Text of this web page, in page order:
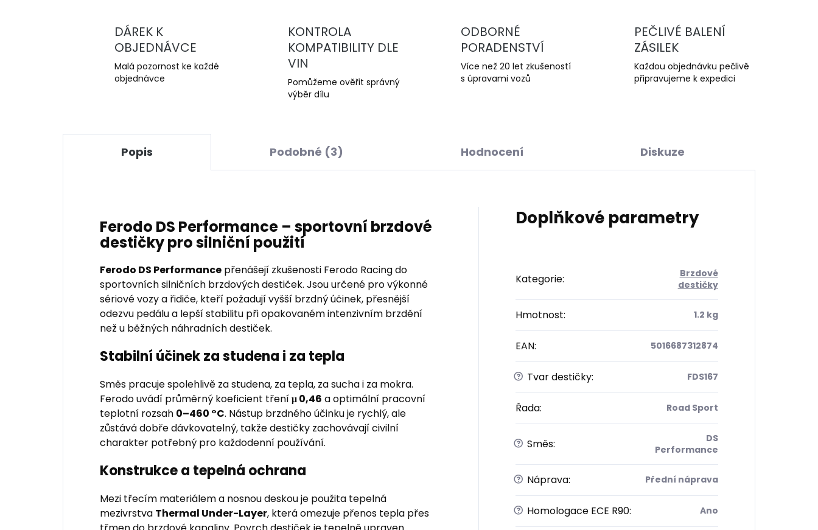
DÁREK K
OBJEDNÁVCE
Malá pozornost ke každé
objednávce
KONTROLA
KOMPATIBILITY DLE
VIN
Pomůžeme ověřit správný
výběr dílu
ODBORNÉ
PORADENSTVÍ
Více než 20 let zkušeností
s úpravami vozů
PEČLIVÉ BALENÍ
ZÁSILEK
Každou objednávku pečlivě
připravujeme k expedici
Popis Podobné (3) Hodnocení Diskuze
Ferodo DS Performance – sportovní brzdové
destičky pro silniční použití
Ferodo DS Performance přenášejí zkušenosti Ferodo Racing do
sportovních silničních brzdových destiček. Jsou určené pro výkonné
sériové vozy a řidiče, kteří požadují vyšší brzdný účinek, přesnější
odezvu pedálu a lepší stabilitu při opakovaném intenzivním brzdění
než u běžných náhradních destiček.
Stabilní účinek za studena i za tepla
Směs pracuje spolehlivě za studena, za tepla, za sucha i za mokra.
Ferodo uvádí průměrný koeficient třeníμ 0,46 a optimální pracovní
teplotní rozsah 0–460 °C. Nástup brzdného účinku je rychlý, ale
zůstává dobře dávkovatelný, takže destičky zachovávají civilní
charakter potřebný pro každodenní používání.
Konstrukce a tepelná ochrana
Mezi třecím materiálem a nosnou deskou je použita tepelná
mezivrstva Thermal Under-Layer, která omezuje přenos tepla přes
Doplňkové parametry
Kategorie:
Brzdové
destičky
Hmotnost: 1.2 kg
EAN: 5016687312874
? Tvar destičky: FDS167
Řada: Road Sport
? Směs:
DS
Performance
? Náprava: Přední náprava
? Homologace ECE R90: Ano